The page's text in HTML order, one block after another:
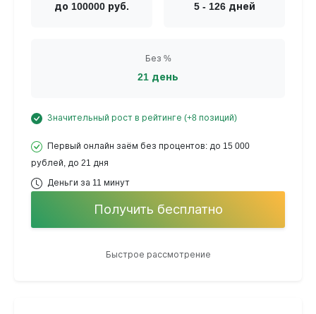
до 100000 руб. 5 - 126 дней
Без %
21 день
Значительный рост в рейтинге (+8 позиций)
Первый онлайн заём без процентов: до 15 000
рублей, до 21 дня
Деньги за 11 минут
Получить бесплатно
Быстрое рассмотрение